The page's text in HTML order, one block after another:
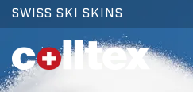
SWISS SKI SKINS